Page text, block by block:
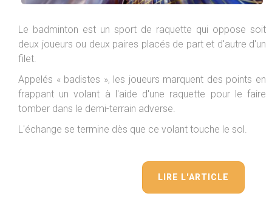
Le badminton est un sport de raquette qui oppose soit
deux joueurs ou deux paires placés de part et d'autre d'un
filet.
Appelés « badistes », les joueurs marquent des points en
frappant un volant à l'aide d'une raquette pour le faire
tomber dans le demi-terrain adverse.
L'échange se termine dès que ce volant touche le sol.
LIRE L'ARTICLE